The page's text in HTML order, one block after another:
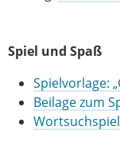
Spiel und Spaß
Spielvorlage:
Beilage zum